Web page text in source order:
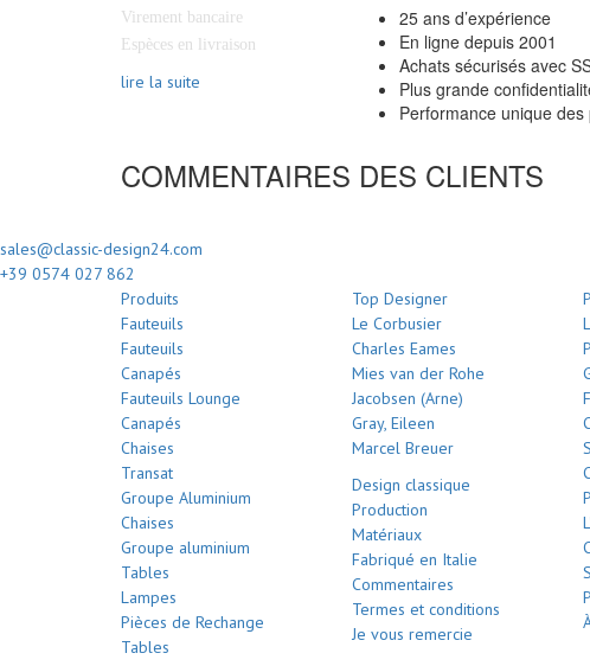
Virement bancaire
Espèces en livraison
lire la suite
25 ans d’expérience
En ligne depuis 2001
Achats sécurisés avec
Plus grande
Performance unique des
COMMENTAIRES DES CLIENTS
sales@classic-design24.com
+39 0574 027 862
Produits
Fauteuils
Fauteuils
Canapés
Fauteuils Lounge
Canapés
Chaises
Transat
Groupe Aluminium
Chaises
Groupe aluminium
Tables
Lampes
Pièces de Rechange
Tables
Top Designer
Le Corbusier
Charles Eames
Mies van der Rohe
Jacobsen (Arne)
Gray, Eileen
Marcel Breuer
Design classique
Production
Matériaux
Fabriqué en Italie
Commentaires
Termes et conditions
Je vous remercie